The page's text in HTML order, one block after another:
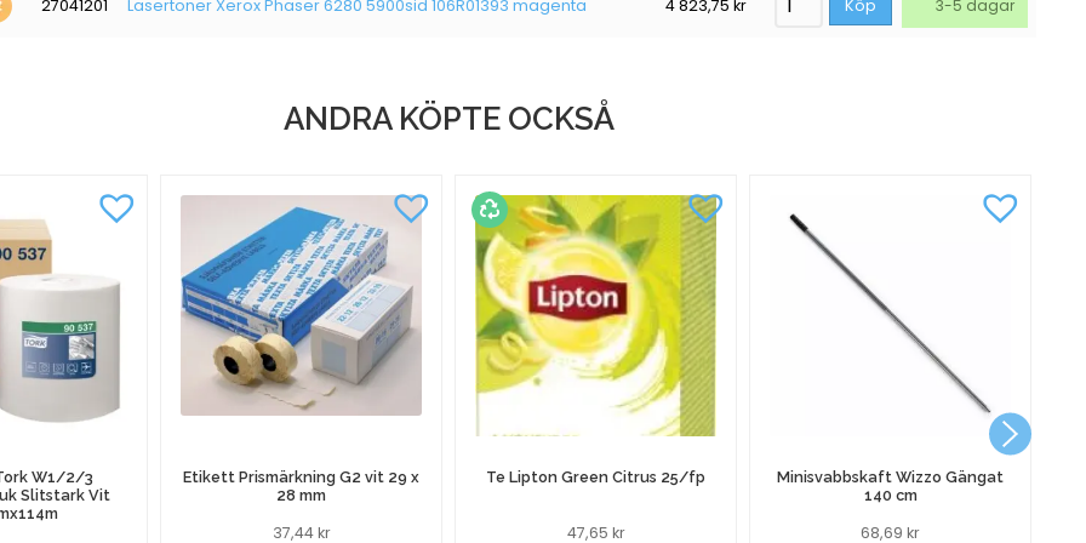
27041201 Lasertoner Xerox Phaser 6280 5900sid 106R01393 magenta 4 823,75 kr Köp 3-5 dagar
ANDRA KÖPTE OCKSÅ
W1/2/3
Slitstark Vit
Etikett Prismärkning G2 vit 29 x
28 mm
37,44kr
Te Lipton Green Citrus 25/fp
47,65 kr
Minisvabbskaft Wizzo Gängat
140 cm
68,69kr